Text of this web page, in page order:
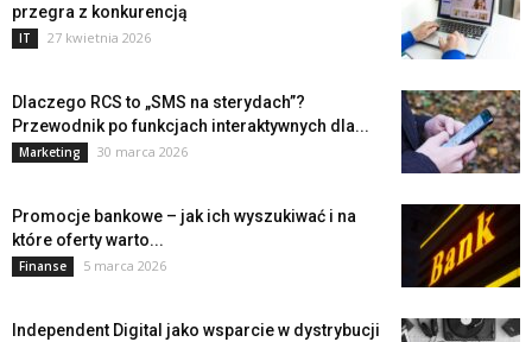
przegra z konkurencją
IT 27 kwietnia 2026
Dlaczego RCS to „SMS na sterydach”?
Przewodnik po funkcjach interaktywnych dla...
Marketing 30 marca 2026
Promocje bankowe – jak ich wyszukiwać i na
które oferty warto...
Finanse 5 marca 2026
Independent Digital jako wsparcie w dystrybucji